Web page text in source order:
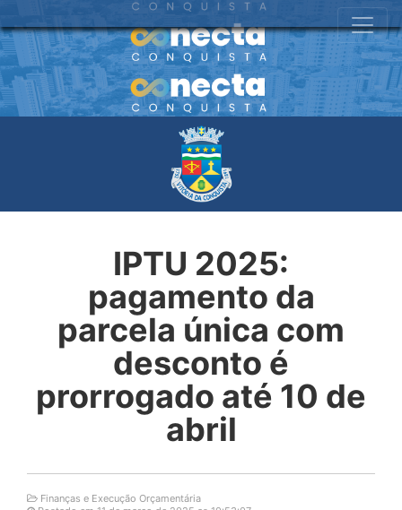
IPTU 2025:
pagamento da
parcela única com
desconto é
prorrogado até 10 de
abril
Finanças e Execução Orçamentária